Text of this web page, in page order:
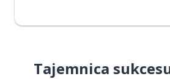
Tajemnica